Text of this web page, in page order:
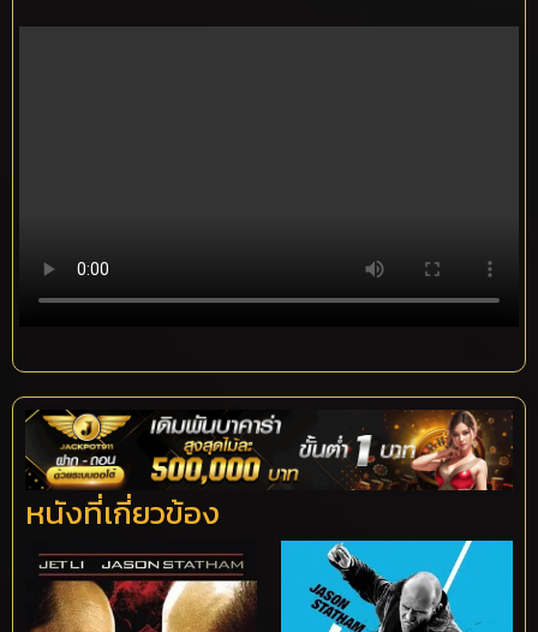
หนังที่เกี่ยวข้อง